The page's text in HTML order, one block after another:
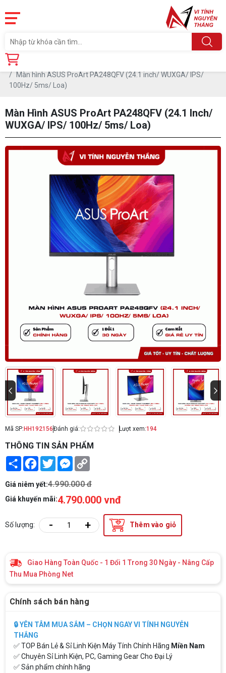
Trang chủ
Màn hình ASUS ProArt PA248QFV (24.1 inch/ WUXGA/ IPS/
100Hz/ 5ms/ Loa)
Màn Hình ASUS ProArt PA248QFV (24.1 Inch/
WUXGA/ IPS/ 100Hz/ 5ms/ Loa)
Mã SP: HH192156Đánh giá: Lượt xem:194
THÔNG TIN SẢN PHẨM
Share Facebook
TwitterMessenger
Giá niêm yết:4.990.000 đ
Giá khuyến mãi:4.790.000 vnđ
Số lượng: - + Thêm vào giỏ
Giao Hàng Toàn Quốc - 1 Đổi 1 Trong 30 Ngày - Nâng Cấp
Thu Mua Phòng Net
Chính sách bán hàng
🔒 YÊN TÂM MUA SẮM – CHỌN NGAY VI TÍNH NGUYỄN
THẮNG
✅ TOP Bán Lẻ & Sỉ Linh Kiện Máy Tính Chính Hãng Miền Nam
✅ Chuyên Sỉ Linh Kiện, PC, Gaming Gear Cho Đại Lý
✅ Sản phẩm chính hãng